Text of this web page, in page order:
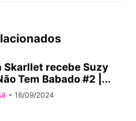
Skarllet recebe Suzy
Tem Babado #2 |...
- 16/09/2024